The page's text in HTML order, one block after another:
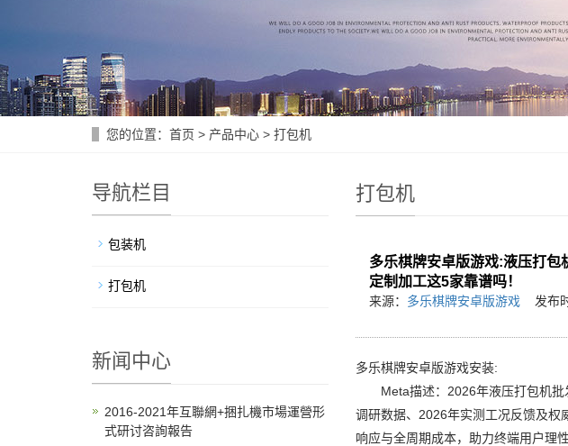
您的位置： 首页 > 产品中心 > 打包机
打包机
多乐棋牌安卓版游戏:液压打包
定制加工这5家靠谱吗！
来源： 多乐棋牌安卓版游戏发布时
多乐棋牌安卓版游戏安装:
Meta描述：2026年液压打包机批
调研数据、2026年实测工况反馈及权
响应与全周期成本，助力终端用户理性
导航栏目
包装机
打包机
新闻中心
2016-2021年互聯網+捆扎機市場運營形
式研讨咨詢報告